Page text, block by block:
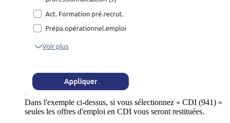
Dans l'exemple ci-dessus, si vous sélectionnez « CDI (941) »
seules les offres d'emploi en CDI vous seront restituées.